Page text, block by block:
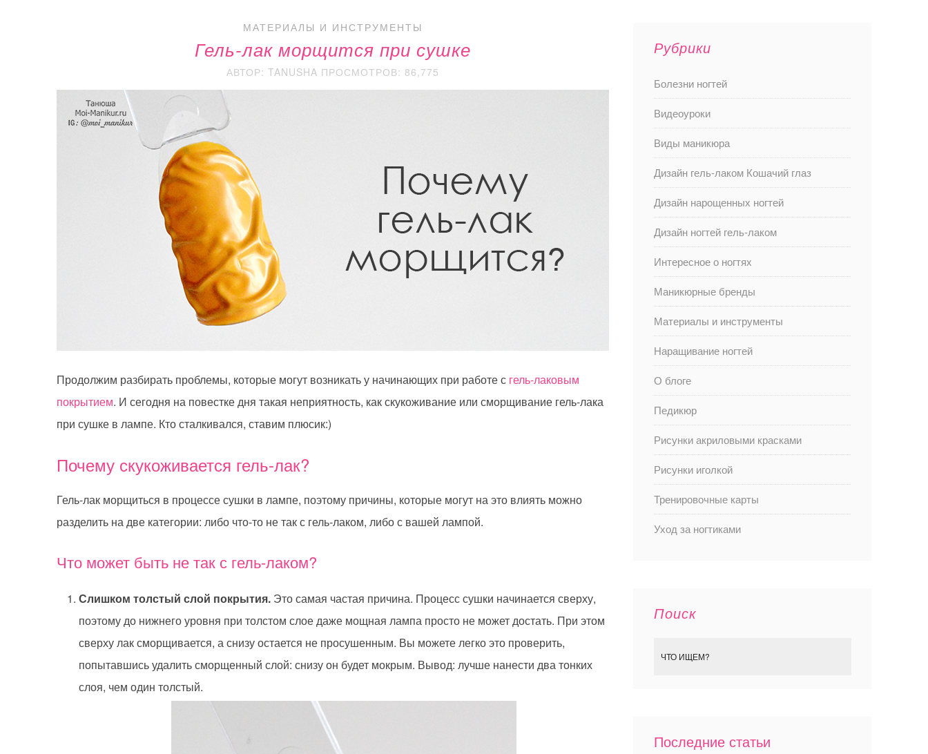
МАТЕРИАЛЫ И ИНСТРУМЕНТЫ
Гель-лак морщится при сушке
АВТОР: TANUSHA ПРОСМОТРОВ: 86,775
Продолжим разбирать проблемы, которые могут возникать у начинающих при работе с гель-лаковым
покрытием. И сегодня на повестке дня такая неприятность, как скукоживание или сморщивание гель-лака
при сушке в лампе. Кто сталкивался, ставим плюсик:)
Почему скукоживается гель-лак?
Гель-лак морщиться в процессе сушки в лампе, поэтому причины, которые могут на это влиять можно
разделить на две категории: либо что-то не так с гель-лаком, либо с вашей лампой.
Что может быть не так с гель-лаком?
Слишком толстый слой покрытия. Это самая частая причина. Процесс сушки начинается сверху,
поэтому до нижнего уровня при толстом слое даже мощная лампа просто не может достать. При этом
сверху лак сморщивается, а снизу остается не просушенным. Вы можете легко это проверить,
попытавшись удалить сморщенный слой: снизу он будет мокрым. Вывод: лучше нанести два тонких
слоя, чем один толстый.
Рубрики
Болезни ногтей
Видеоуроки
Виды маникюра
Дизайн гель-лаком Кошачий глаз
Дизайн нарощенных ногтей
Дизайн ногтей гель-лаком
Интересное о ногтях
Маникюрные бренды
Материалы и инструменты
Наращивание ногтей
О блоге
Педикюр
Рисунки акриловыми красками
Рисунки иголкой
Тренировочные карты
Уход за ногтиками
Поиск
Последние статьи